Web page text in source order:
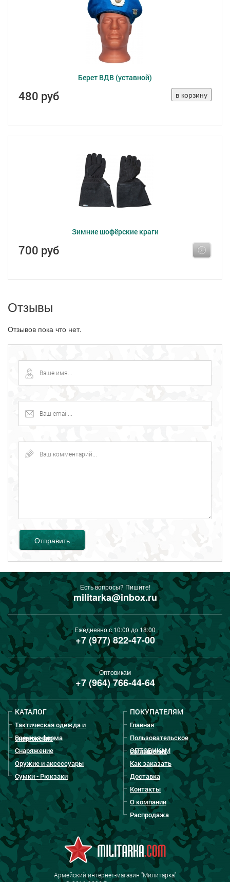
Берет ВДВ (уставной)
480 руб
Зимние шофёрские краги
700 руб
Отзывы
Отзывов пока что нет.
Отправить
Есть вопросы? Пишите!
militarka@inbox.ru
Ежедневно с 10:00 до 18:00
+7 (977) 822-47-00
Оптовикам
+7 (964) 766-44-64
КАТАЛОГ
Тактическая одежда и
снаряжение
Военная форма
Снаряжение
Оружие и аксессуары
Сумки - Рюкзаки
ПОКУПАТЕЛЯМ
Главная
Пользовательское
соглашение
ОПТОВИКАМ
Как заказать
Доставка
Контакты
О компании
Распродажа
Армейский интернет-магазин "Милитарка"